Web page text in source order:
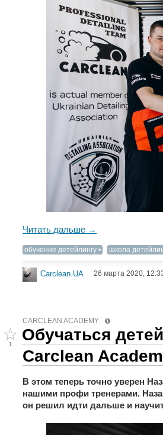
Читать дальше →
обучение детейлингу школа
Carclean.UA 26 марта 2020,
CARCLEAN ACADEMY
1
Обучаться
Carclean
В этом теперь точно уверен
нашими профи тренерами.
он решил идти дальше и